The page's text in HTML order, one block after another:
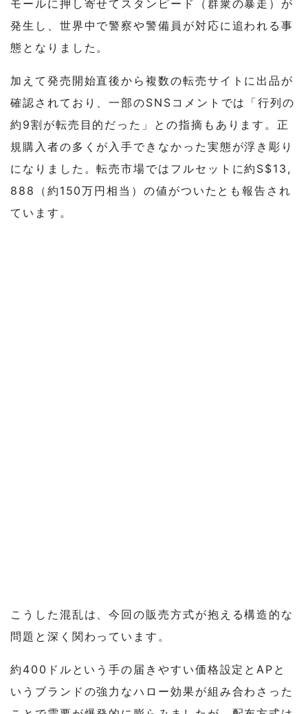
モールに押し寄せてスタンピード（群衆の暴走）が
発生し、世界中で警察や警備員が対応に追われる事
態となりました。
加えて発売開始直後から複数の転売サイトに出品が
確認されており、一部のSNSコメントでは「行列の
約9割が転売目的だった」との指摘もあります。正
規購入者の多くが入手できなかった実態が浮き彫り
になりました。転売市場ではフルセットに約S$13,
888（約150万円相当）の値がついたとも報告され
ています。
こうした混乱は、今回の販売方式が抱える構造的な
問題と深く関わっています。
約400ドルという手の届きやすい価格設定とAPと
いうブランドの強力なハロー効果が組み合わさった